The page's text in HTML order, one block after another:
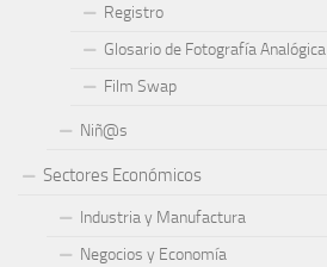
Registro
Glosario de Fotografía Analógica
Film Swap
Niñ@s
Sectores Económicos
Industria y Manufactura
Negocios y Economía